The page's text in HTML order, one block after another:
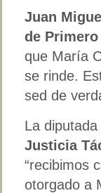
Juan
de
que María
se rinde.
sed de
La
Justicia
“recibimos
otorgado a